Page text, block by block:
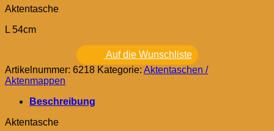
Aktentasche
L 54cm
Auf die Wunschliste
Artikelnummer: 6218 Kategorie: Aktentaschen /
Aktenmappen
Beschreibung
Aktentasche